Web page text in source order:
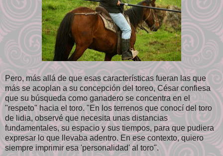
Pero, más allá de que esas características fueran las que
más se acoplan a su concepción del toreo, César confiesa
que su búsqueda como ganadero se concentra en el
"respeto" hacia el toro. "En los terrenos que conocí del toro
de lidia, observé que necesita unas distancias
fundamentales, su espacio y sus tiempos, para que pudiera
expresar lo que llevaba adentro. En ese contexto, quiero
siempre imprimir esa 'personalidad' al toro".